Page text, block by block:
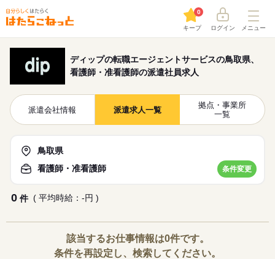
キープ
0
ログイン メニュー
ディップの転職エージェントサービスの鳥取県、
看護師・准看護師の派遣社員求人
派遣会社情報 派遣求人一覧
拠点・事業所
一覧
鳥取県
看護師・准看護師
条件変更
0 件 ( 平均時給：-円 )
該当するお仕事情報は0件です。
条件を再設定し、検索してください。